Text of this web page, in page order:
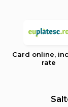
Card online,
rate